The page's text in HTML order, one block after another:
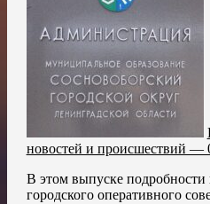
новостей и происшествий —
В этом выпуске подробности
городского оперативного